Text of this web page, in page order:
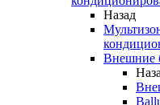
Назад
Внешние